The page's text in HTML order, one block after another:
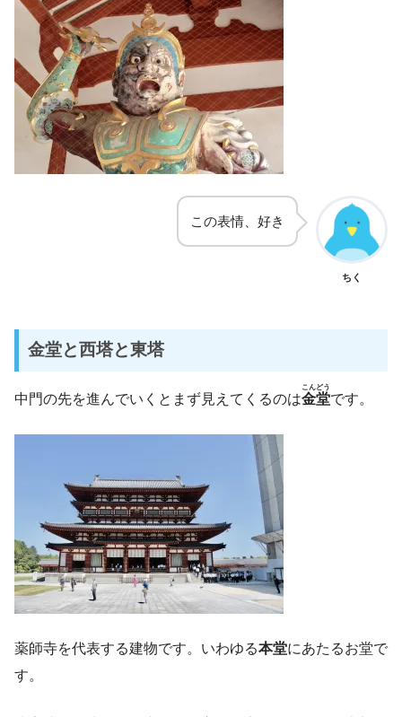
この表情、好き
ちく
金堂と西塔と東塔
中門の先を進んでいくとまず見えてくるのは金堂
こんどう
です。
薬師寺を代表する建物です。いわゆる本堂にあたるお堂で
す。